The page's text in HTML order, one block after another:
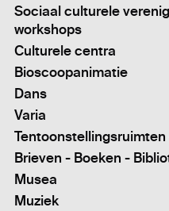
Sociaal culturele
workshops
Culturele centra
Bioscoopanimatie
Dans
Varia
Tentoonstellingsruimten
Brieven - Boeken -
Musea
Muziek